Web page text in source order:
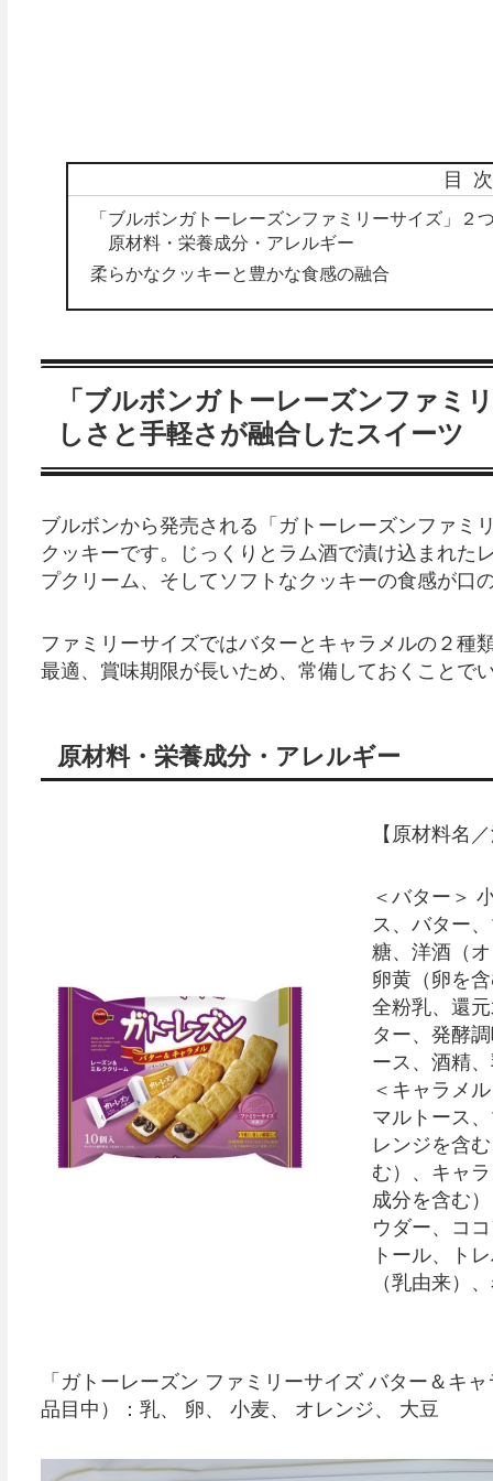
目
「ブルボンガトーレーズンファミリーサイズ」
原材料・栄養成分・アレルギー
柔らかなクッキーと豊かな食感の融合
「ブルボンガトーレーズンファミ
しさと手軽さが融合したスイーツ
ブルボンから発売される「ガトーレーズンファミ
クッキーです。じっくりとラム酒で漬け込まれた
プクリーム、そしてソフトなクッキーの食感が口
ファミリーサイズではバターとキャラメルの２種
最適、賞味期限が長いため、常備しておくことで
原材料・栄養成分・アレルギー
【原材料名
＜バター＞
ス、バター
糖、洋酒（
卵黄（卵を
全粉乳、還
ター、発酵
ース、酒精
＜キャラメ
マルトース
レンジを含
む）、キャ
成分を含む
ウダー、コ
トール、ト
（乳由来）
「ガトーレーズン ファミリーサイズ バター＆キ
品目中）：乳、 卵、 小麦、 オレンジ、 大豆